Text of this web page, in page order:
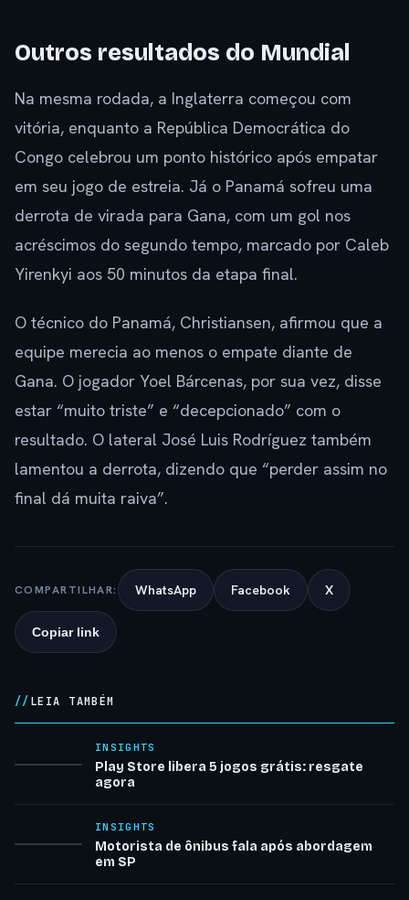
Outros resultados do Mundial
Na mesma rodada, a Inglaterra começou com
vitória, enquanto a República Democrática do
Congo celebrou um ponto histórico após empatar
em seu jogo de estreia. Já o Panamá sofreu uma
derrota de virada para Gana, com um gol nos
acréscimos do segundo tempo, marcado por Caleb
Yirenkyi aos 50 minutos da etapa final.
O técnico do Panamá, Christiansen, afirmou que a
equipe merecia ao menos o empate diante de
Gana. O jogador Yoel Bárcenas, por sua vez, disse
estar “muito triste” e “decepcionado” com o
resultado. O lateral José Luis Rodríguez também
lamentou a derrota, dizendo que “perder assim no
final dá muita raiva”.
COMPARTILHAR: WhatsApp Facebook X
Copiar link
LEIA TAMBÉM
INSIGHTS
Play Store libera 5 jogos grátis: resgate
agora
INSIGHTS
Motorista de ônibus fala após abordagem
em SP